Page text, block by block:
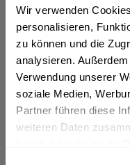
Wir verwenden
personalisieren,
zu können und die
analysieren.
Verwendung unserer
soziale Medien,
Partner führen diese
weiteren Daten
Artikel-Nr.:
Beschreibung
"Erfrischung für Körper,
Adelholzener